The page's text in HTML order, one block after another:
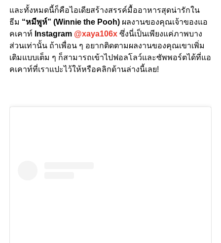
และทั้งหมดนี้ก็คือไอเดียสร้างสรรค์มื้ออาหารสุดน่ารักใน
ธีม “หมีพูห์” (Winnie the Pooh)ผลงานของคุณเจ้าของแอ
คเคาท์ Instagram @xaya106x ซึ่งนี่เป็นเพียงแค่ภาพบาง
ส่วนเท่านั้น ถ้าเพื่อน ๆ อยากติดตามผลงานของคุณเขาเพิ่ม
เติมแบบเต็ม ๆ ก็สามารถเข้าไปฟอลโลว์และซัพพอร์ตได้ที่แอ
คเคาท์ที่เราแปะไว้ให้หรือคลิกด้านล่างนี้เลย!